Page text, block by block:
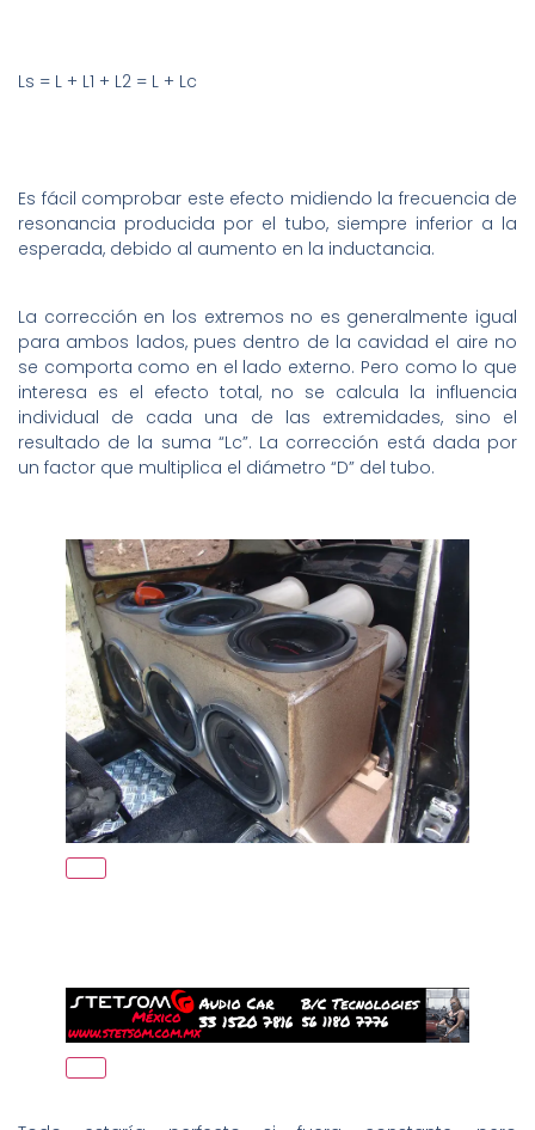
Ls = L + L1 + L2 = L + Lc
Es fácil comprobar este efecto midiendo la frecuencia de
resonancia producida por el tubo, siempre inferior a la
esperada, debido al aumento en la inductancia.
La corrección en los extremos no es generalmente igual
para ambos lados, pues dentro de la cavidad el aire no
se comporta como en el lado externo. Pero como lo que
interesa es el efecto total, no se calcula la influencia
individual de cada una de las extremidades, sino el
resultado de la suma “Lc”. La corrección está dada por
un factor que multiplica el diámetro “D” del tubo.